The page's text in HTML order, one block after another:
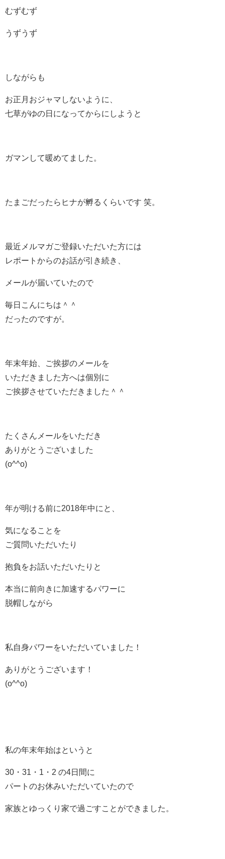
むずむず
うずうず
しながらも
お正月おジャマしないように、
七草がゆの日になってからにしようと
ガマンして暖めてました。
たまごだったらヒナが孵るくらいです 笑。
最近メルマガご登録いただいた方には
レポートからのお話が引き続き、
メールが届いていたので
毎日こんにちは＾＾
だったのですが。
年末年始、ご挨拶のメールを
いただきました方へは個別に
ご挨拶させていただきました＾＾
たくさんメールをいただき
ありがとうございました
(o^^o)
年が明ける前に2018年中にと、
気になることを
ご質問いただいたり
抱負をお話いただいたりと
本当に前向きに加速するパワーに
脱帽しながら
私自身パワーをいただいていました！
ありがとうございます！
(o^^o)
私の年末年始はというと
30・31・1・2 の4日間に
パートのお休みいただいていたので
家族とゆっくり家で過ごすことができました。